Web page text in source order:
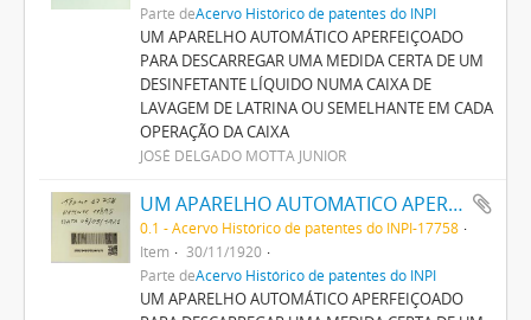
Parte deAcervo Histórico de patentes do INPI
UM APARELHO AUTOMÁTICO APERFEIÇOADO
PARA DESCARREGAR UMA MEDIDA CERTA DE UM
DESINFETANTE LÍQUIDO NUMA CAIXA DE
LAVAGEM DE LATRINA OU SEMELHANTE EM CADA
OPERAÇÃO DA CAIXA
JOSÉ DELGADO MOTTA JUNIOR
UM APARELHO AUTOMATICO APERFEIÇOADO PARA DESCARREGAR UMA MEDIDA CERTA DE UM LIQUIDO DESINFECTANTE NUMA CAIXA DE LAVAGEM DE LATRINA OU SEMELHANTE
0.1 - Acervo Histórico de patentes do INPI-17758
Item
30/11/1920
Parte deAcervo Histórico de patentes do INPI
UM APARELHO AUTOMÁTICO APERFEIÇOADO